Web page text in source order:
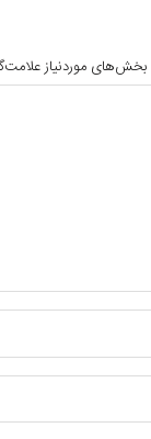
بخش‌های موردنیاز